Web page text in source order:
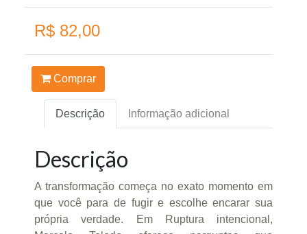
R$ 82,00
Comprar
Descrição Informação adicional
Descrição
A transformação começa no exato momento em
que você para de fugir e escolhe encarar sua
própria verdade. Em Ruptura intencional,